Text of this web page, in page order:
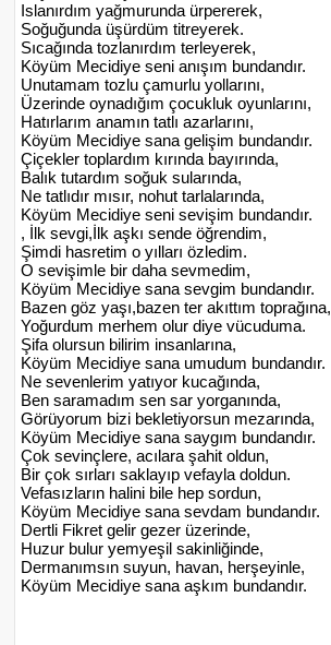
Islanırdım yağmurunda ürpererek,
Soğuğunda üşürdüm titreyerek.
Sıcağında tozlanırdım terleyerek,
Köyüm Mecidiye seni anışım bundandır.
Unutamam tozlu çamurlu yollarını,
Üzerinde oynadığım çocukluk oyunlarını,
Hatırlarım anamın tatlı azarlarını,
Köyüm Mecidiye sana gelişim bundandır.
Çiçekler toplardım kırında bayırında,
Balık tutardım soğuk sularında,
Ne tatlıdır mısır, nohut tarlalarında,
Köyüm Mecidiye seni sevişim bundandır.
, İlk sevgi,İlk aşkı sende öğrendim,
Şimdi hasretim o yılları özledim.
O sevişimle bir daha sevmedim,
Köyüm Mecidiye sana sevgim bundandır.
Bazen göz yaşı,bazen ter akıttım toprağına,
Yoğurdum merhem olur diye vücuduma.
Şifa olursun bilirim insanlarına,
Köyüm Mecidiye sana umudum bundandır.
Ne sevenlerim yatıyor kucağında,
Ben saramadım sen sar yorganında,
Görüyorum bizi bekletiyorsun mezarında,
Köyüm Mecidiye sana saygım bundandır.
Çok sevinçlere, acılara şahit oldun,
Bir çok sırları saklayıp vefayla doldun.
Vefasızların halini bile hep sordun,
Köyüm Mecidiye sana sevdam bundandır.
Dertli Fikret gelir gezer üzerinde,
Huzur bulur yemyeşil sakinliğinde,
Dermanımsın suyun, havan, herşeyinle,
Köyüm Mecidiye sana aşkım bundandır.